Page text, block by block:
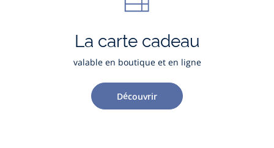
La carte cadeau
valable en boutique et en ligne
Découvrir